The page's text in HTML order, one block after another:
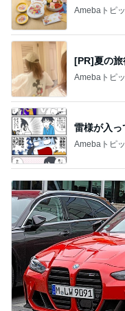
Amebaトピ
[PR]夏の
Amebaトピ
雷様が入っ
Amebaトピ